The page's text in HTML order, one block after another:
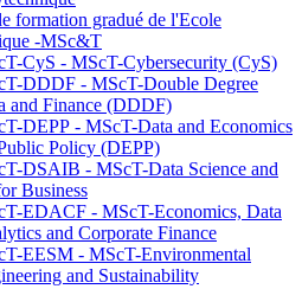
formation gradué de l'Ecole
-MSc&T
CyS - MScT-Cybersecurity (CyS)
DDDF - MScT-Double Degree
and Finance (DDDF)
DEPP - MScT-Data and Economics
Policy (DEPP)
DSAIB - MScT-Data Science and
Business
EDACF - MScT-Economics, Data
and Corporate Finance
EESM - MScT-Environmental
and Sustainability